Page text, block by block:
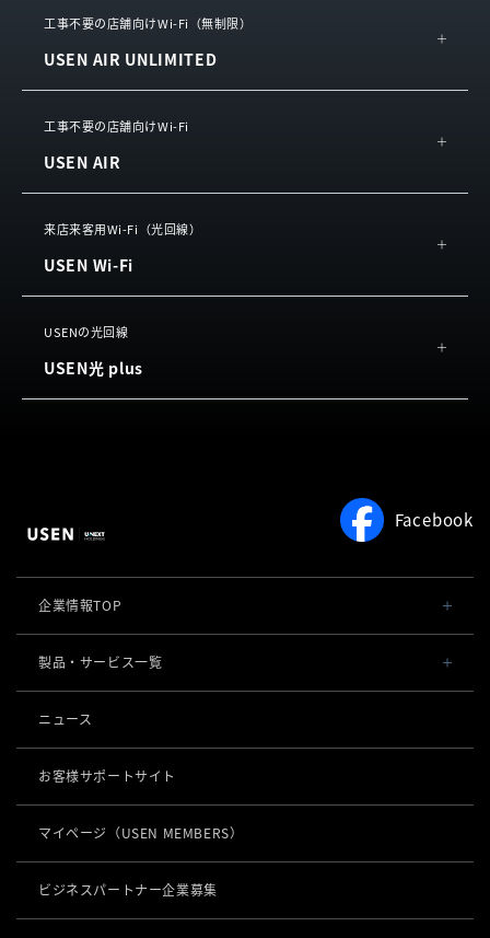
工事不要の店舗向けWi-Fi（無制限）
USEN AIR UNLIMITED
料金
よくある質問
約款
工事不要の店舗向けWi-Fi
USEN AIR
料金
お客様の声
よくある質問
来店来客用Wi-Fi（光回線）
USEN Wi-Fi
よくある質問
USENの光回線
USEN光 plus
Facebook
企業情報TOP
会社概要・役員一覧
社長メッセージ
事業所一覧
店舗DX
製品・サービス一覧
POSレジ 他
USENセルフレジ
USENレジTAB STORE
オーダーシステム
USEN ハンディ
USEN Mobile Order
キャッシュレス決済
USEN PAY
ロボティクス
KettyBot Pro（配膳）
導入事例
ニュース
お客様サポートサイト
マイページ （USEN MEMBERS）
ビジネスパートナー企業募集